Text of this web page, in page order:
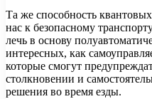
Та же способность
нас к безопасному
лечь в основу
интересных, как
которые смогут
столкновении и
решения во время езды.